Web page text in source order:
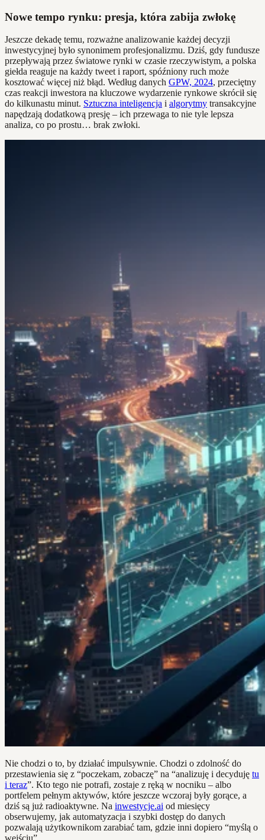
Nowe tempo rynku: presja, która zabija zwłokę
Jeszcze dekadę temu, rozważne analizowanie każdej decyzji
inwestycyjnej było synonimem profesjonalizmu. Dziś, gdy fundusze
przepływają przez światowe rynki w czasie rzeczywistym, a polska
giełda reaguje na każdy tweet i raport, spóźniony ruch może
kosztować więcej niż błąd. Według danych GPW, 2024, przeciętny
czas reakcji inwestora na kluczowe wydarzenie rynkowe skrócił się
do kilkunastu minut. Sztuczna inteligencja i algorytmy transakcyjne
napędzają dodatkową presję – ich przewaga to nie tyle lepsza
analiza, co po prostu… brak zwłoki.
Nie chodzi o to, by działać impulsywnie. Chodzi o zdolność do
przestawienia się z “poczekam, zobaczę” na “analizuję i decyduję tu
i teraz”. Kto tego nie potrafi, zostaje z ręką w nocniku – albo
portfelem pełnym aktywów, które jeszcze wczoraj były gorące, a
dziś są już radioaktywne. Na inwestycje.ai od miesięcy
obserwujemy, jak automatyzacja i szybki dostęp do danych
pozwalają użytkownikom zarabiać tam, gdzie inni dopiero “myślą o